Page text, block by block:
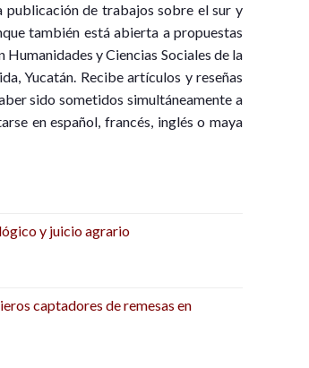
de trabajos sobre el sur y
también está abierta a propuestas
y Ciencias Sociales de la
Yucatán. Recibe artículos y reseñas
sido sometidos simultáneamente a
en español, francés, inglés o maya
y juicio agrario
captadores de remesas en